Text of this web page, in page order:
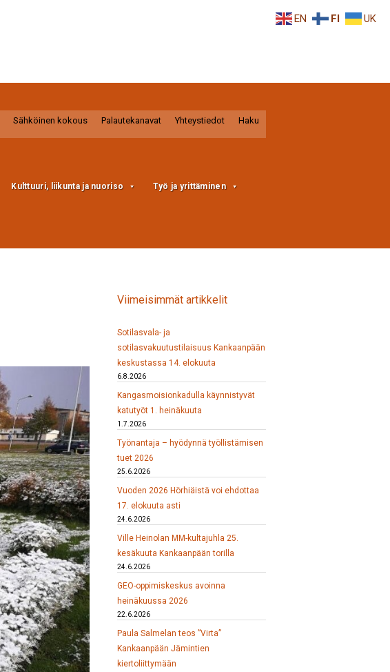
Sähköinen kokous Palautekanavat Yhteystiedot Haku
Kulttuuri, liikunta ja nuoriso Työ ja yrittäminen
Viimeisimmät artikkelit
Sotilasvala- ja
sotilasvakuutustilaisuus Kankaanpään
keskustassa 14. elokuuta
6.8.2026
Kangasmoisionkadulla käynnistyvät
katutyöt 1. heinäkuuta
1.7.2026
Työnantaja – hyödynnä työllistämisen
tuet 2026
25.6.2026
Vuoden 2026 Hörhiäistä voi ehdottaa
17. elokuuta asti
24.6.2026
Ville Heinolan MM-kultajuhla 25.
kesäkuuta Kankaanpään torilla
24.6.2026
GEO-oppimiskeskus avoinna
heinäkuussa 2026
22.6.2026
Paula Salmelan teos ”Virta”
Kankaanpään Jämintien
kiertoliittymään
EN FI UK